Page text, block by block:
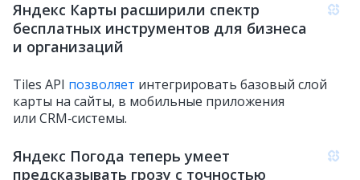
Яндекс Карты расширили спектр
бесплатных инструментов для бизнеса
и организаций
Tiles API позволяет интегрировать базовый слой
карты на сайты, в мобильные приложения
или CRM‑системы.
Яндекс Погода теперь умеет
предсказывать грозу с точностью